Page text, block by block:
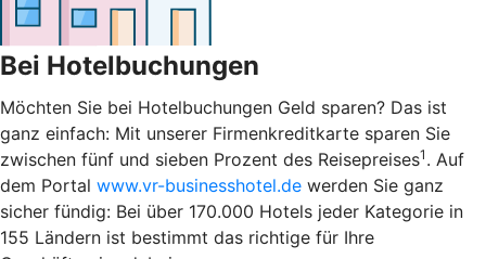
Bei Hotelbuchungen
Möchten Sie bei Hotelbuchungen Geld sparen? Das ist
ganz einfach: Mit unserer Firmenkreditkarte sparen Sie
zwischen fünf und sieben Prozent des Reisepreises1 . Auf
dem Portal www.vr-businesshotel.de werden Sie ganz
sicher fündig: Bei über 170.000 Hotels jeder Kategorie in
155 Ländern ist bestimmt das richtige für Ihre